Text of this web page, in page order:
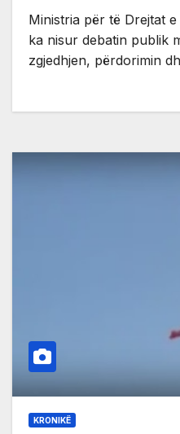
Ministria për të Drejtat
ka nisur debatin publik
zgjedhjen, përdorimin
KRONIKË